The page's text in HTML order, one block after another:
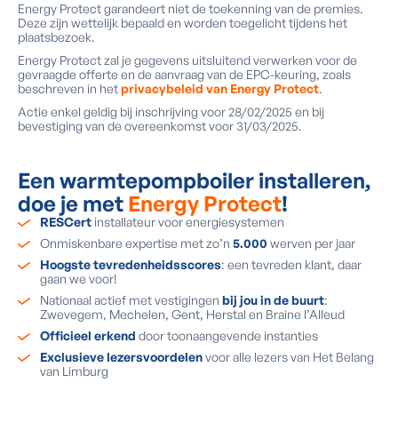
Energy Protect garandeert niet de toekenning van de premies.
Deze zijn wettelijk bepaald en worden toegelicht tijdens het
plaatsbezoek.
Energy Protect zal je gegevens uitsluitend verwerken voor de
gevraagde offerte en de aanvraag van de EPC-keuring, zoals
beschreven in hetprivacybeleid van Energy Protect.
Actie enkel geldig bij inschrijving voor 28/02/2025 en bij
bevestiging van de overeenkomst voor 31/03/2025.
Een warmtepompboiler installeren,
doe je met Energy Protect!
RESCert installateur voor energiesystemen
Onmiskenbare expertise met zo’n 5.000 werven per jaar
Hoogste tevredenheidsscores: een tevreden klant, daar
gaan we voor!
Nationaal actief met vestigingen bij jou in de buurt:
Zwevegem, Mechelen, Gent, Herstal en Braine l’Alleud
Officieel erkend door toonaangevende instanties
Exclusieve lezersvoordelenvoor alle lezers van Het Belang
van Limburg